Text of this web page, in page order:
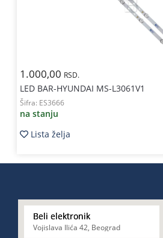
1.000,00 RSD.
LED BAR-HYUNDAI MS-L3061V1
Šifra: ES3666
na stanju
Lista želja
Beli elektronik
Vojislava Ilića 42, Beograd